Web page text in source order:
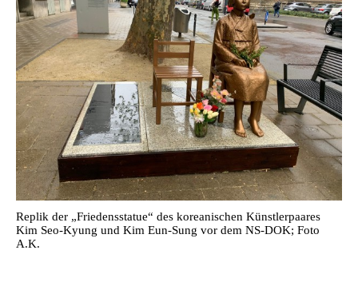
Replik der „Friedensstatue“ des koreanischen Künstlerpaares
Kim Seo-Kyung und Kim Eun-Sung vor dem NS-DOK; Foto
A.K.